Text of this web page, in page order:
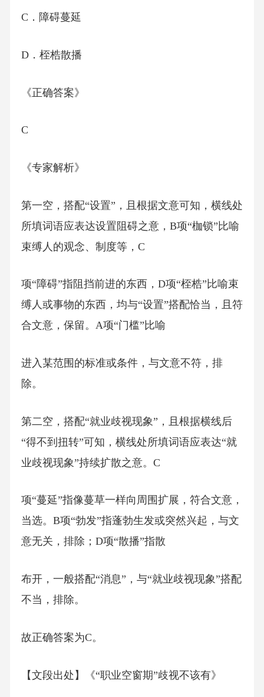
C．障碍蔓延
D．桎梏散播
《正确答案》
C
《专家解析》
第一空，搭配“设置”，且根据文意可知，横线处
所填词语应表达设置阻碍之意，B项“枷锁”比喻
束缚人的观念、制度等，C
项“障碍”指阻挡前进的东西，D项“桎梏”比喻束
缚人或事物的东西，均与“设置”搭配恰当，且符
合文意，保留。A项“门槛”比喻
进入某范围的标准或条件，与文意不符，排
除。
第二空，搭配“就业歧视现象”，且根据横线后
“得不到扭转”可知，横线处所填词语应表达“就
业歧视现象”持续扩散之意。C
项“蔓延”指像蔓草一样向周围扩展，符合文意，
当选。B项“勃发”指蓬勃生发或突然兴起，与文
意无关，排除；D项“散播”指散
布开，一般搭配“消息”，与“就业歧视现象”搭配
不当，排除。
故正确答案为C。
【文段出处】《“职业空窗期”歧视不该有》